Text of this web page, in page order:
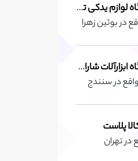
فروشگاه لوازم یدکی تراکتور فوری مال
در بوئين زهرا
فروشگاه ابزارآلات شارابزار
واقع در سنندج
پلاست
در تهران